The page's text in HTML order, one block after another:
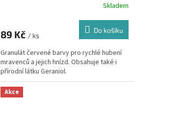
Skladem
89 Kč / ks
Do košíku
Granulát červené barvy pro rychlé hubení
mravenců a jejich hnízd. Obsahuje také i
přírodní látku Geraniol.
Akce